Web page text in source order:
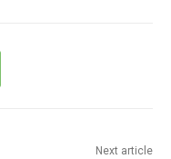
Next article